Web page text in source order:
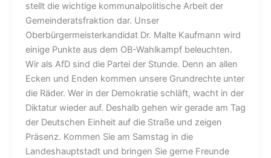
stellt die wichtige kommunalpolitische Arbeit der
Gemeinderatsfraktion dar. Unser
Oberbürgermeisterkandidat Dr. Malte Kaufmann wird
einige Punkte aus dem OB-Wahlkampf beleuchten.
Wir als AfD sind die Partei der Stunde. Denn an allen
Ecken und Enden kommen unsere Grundrechte unter
die Räder. Wer in der Demokratie schläft, wacht in der
Diktatur wieder auf. Deshalb gehen wir gerade am Tag
der Deutschen Einheit auf die Straße und zeigen
Präsenz. Kommen Sie am Samstag in die
Landeshauptstadt und bringen Sie gerne Freunde